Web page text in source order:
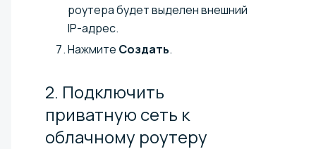
роутера будет выделен внешний
IP-адрес.
Нажмите Создать.
2. Подключить
приватную сеть к
облачному роутеру